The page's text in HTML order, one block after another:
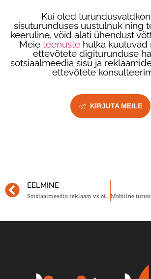
Kui oled
sisuturunduses uustulnuk ning
keeruline, võid alati ühendust
Meie teenustehulka kuuluvad
ettevõtete digiturunduse
sotsiaalmeedia sisu ja
ettevõtete
KIRJUTA MEILE
EELMINE
Sotsiaalmeedia reklaam vs otsingumootori reklaam